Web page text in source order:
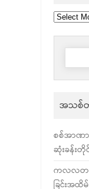
Archives
Search
အသစ်တ
စစ်အာဏ
ဆုံးခန်း
ကလလတ (
ခြင်းအ